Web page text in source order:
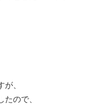
、
ので、